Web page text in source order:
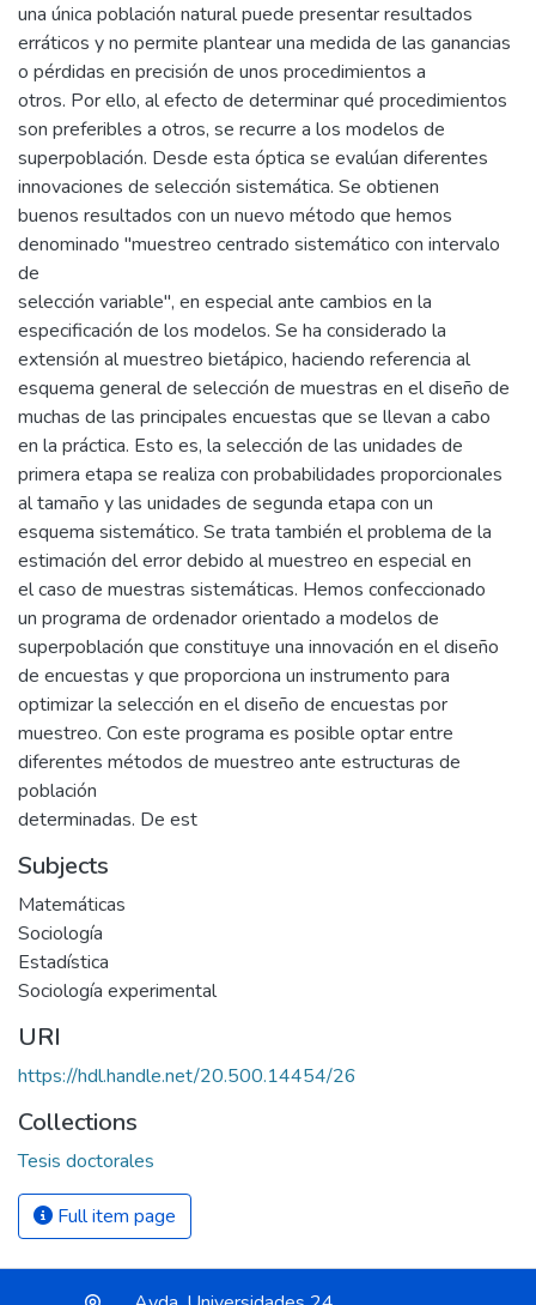
una única población natural puede presentar resultados
erráticos y no permite plantear una medida de las ganancias
o pérdidas en precisión de unos procedimientos a
otros. Por ello, al efecto de determinar qué procedimientos
son preferibles a otros, se recurre a los modelos de
superpoblación. Desde esta óptica se evalúan diferentes
innovaciones de selección sistemática. Se obtienen
buenos resultados con un nuevo método que hemos
denominado "muestreo centrado sistemático con intervalo
de
selección variable", en especial ante cambios en la
especificación de los modelos. Se ha considerado la
extensión al muestreo bietápico, haciendo referencia al
esquema general de selección de muestras en el diseño de
muchas de las principales encuestas que se llevan a cabo
en la práctica. Esto es, la selección de las unidades de
primera etapa se realiza con probabilidades proporcionales
al tamaño y las unidades de segunda etapa con un
esquema sistemático. Se trata también el problema de la
estimación del error debido al muestreo en especial en
el caso de muestras sistemáticas. Hemos confeccionado
un programa de ordenador orientado a modelos de
superpoblación que constituye una innovación en el diseño
de encuestas y que proporciona un instrumento para
optimizar la selección en el diseño de encuestas por
muestreo. Con este programa es posible optar entre
diferentes métodos de muestreo ante estructuras de
población
determinadas. De est
Subjects
Matemáticas
Sociología
Estadística
Sociología experimental
URI
https://hdl.handle.net/20.500.14454/26
Collections
Tesis doctorales
Full item page